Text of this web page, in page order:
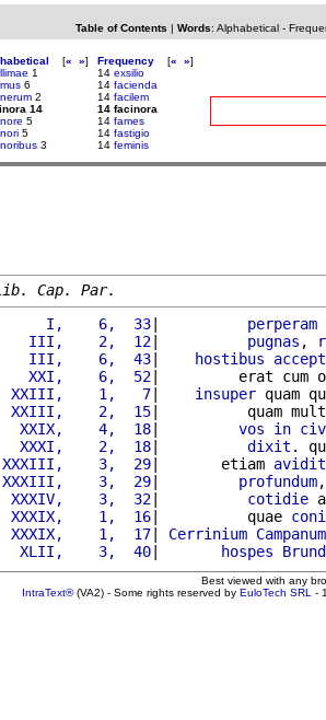
Table of Contents | Words: Alphabetical-
[« »]
1
6
2
14
5
5
3
Frequency [« »]
14 exsilio
14 facienda
14 facilem
14 facinora
14 fames
14 fastigio
14 feminis
Cap. Par.
I,    6,  33
| perperam
III,    2,  12
| pugnas ,
III,    6,  43
| hostibus
XXI,    6,  52
|         erat cum
XXIII,    1,   7
| insuper quam
XXIII,    2,  15
|          quam
XXIX,    4,  18
| vos in
XXXI,    2,  18
| dixit .
XXXIII,    3,  29|       etiam
XXXIII,    3,  29| profundum
XXXIV,    3,  32
| cotidie
XXXIX,    1,  16
|          quae
XXXIX,    1,  17
| Cerrinium Campanum
XLII,    3,  40
| hospes
Best viewed with any
IntraText®(VA2) - Some rights reserved by EuloTech SRL -